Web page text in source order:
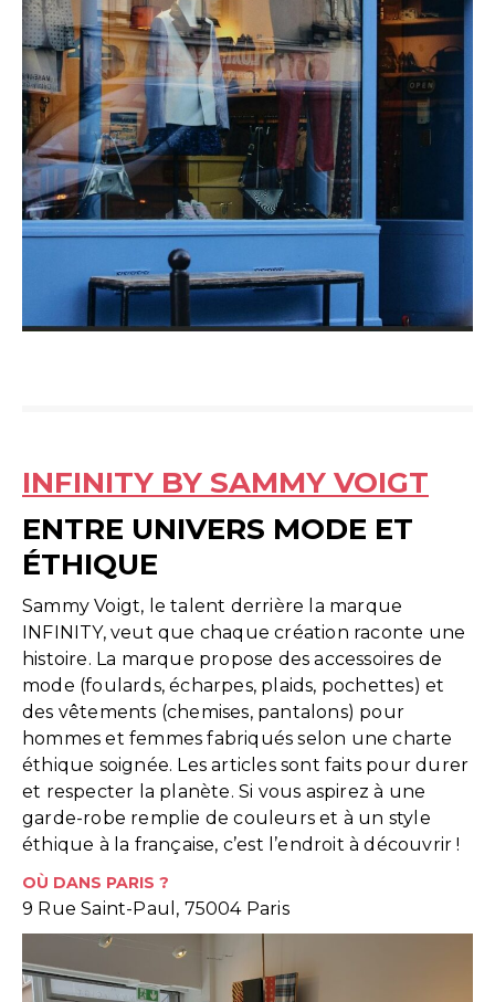
INFINITY BY SAMMY VOIGT
ENTRE UNIVERS MODE ET
ÉTHIQUE
Sammy Voigt, le talent derrière la marque
INFINITY, veut que chaque création raconte une
histoire. La marque propose des accessoires de
mode (foulards, écharpes, plaids, pochettes) et
des vêtements (chemises, pantalons) pour
hommes et femmes fabriqués selon une charte
éthique soignée. Les articles sont faits pour durer
et respecter la planète. Si vous aspirez à une
garde-robe remplie de couleurs et à un style
éthique à la française, c’est l’endroit à découvrir !
OÙ DANS PARIS ?
9 Rue Saint-Paul, 75004 Paris